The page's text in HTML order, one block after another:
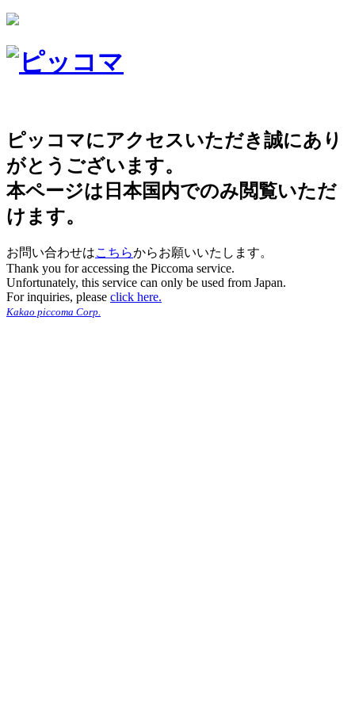
ピッコマにアクセスいただき誠にあり
がとうございます。
本ページは日本国内でのみ閲覧いただ
けます。
お問い合わせはこちらからお願いいたします。
Thank you for accessing the Piccoma service.
Unfortunately, this service can only be used from Japan.
For inquiries, please click here.
Kakao piccoma Corp.